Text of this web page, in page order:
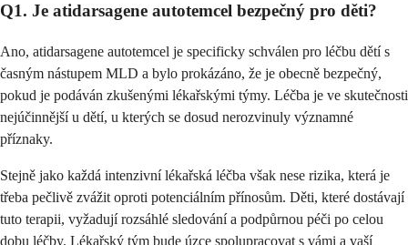
Q1. Je atidarsagene autotemcel bezpečný pro děti?
Ano, atidarsagene autotemcel je specificky schválen pro léčbu dětí s
časným nástupem MLD a bylo prokázáno, že je obecně bezpečný,
pokud je podáván zkušenými lékařskými týmy. Léčba je ve skutečnosti
nejúčinnější u dětí, u kterých se dosud nerozvinuly významné
příznaky.
Stejně jako každá intenzivní lékařská léčba však nese rizika, která je
třeba pečlivě zvážit oproti potenciálním přínosům. Děti, které dostávají
tuto terapii, vyžadují rozsáhlé sledování a podpůrnou péči po celou
dobu léčby. Lékařský tým bude úzce spolupracovat s vámi a vaší